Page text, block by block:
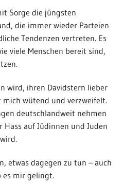
Sorge die jüngsten
die immer wieder Parteien
Tendenzen vertreten. Es
viele Menschen bereit sind,
wird, ihren Davidstern lieber
wütend und verzweifelt.
deutschlandweit nehmen
auf Jüdinnen und Juden
etwas dagegen zu tun – auch
es mir gelingt.